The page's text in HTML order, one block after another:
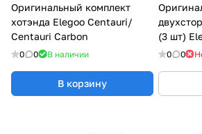
Оригинальный комплект
хотэнда Elegoo Centauri/
Centauri Carbon
0 0 В наличии
В корзину
(3 шт)
Centauri
0 0